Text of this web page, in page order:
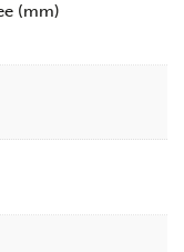
(mm)